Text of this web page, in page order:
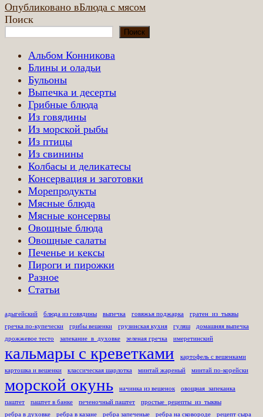
Навигация
по
записям
Опубликовано вБлюда с мясом
Поиск
Поиск
Альбом Конникова
Блины и оладьи
Бульоны
Выпечка и десерты
Грибные блюда
Из говядины
Из морской рыбы
Из птицы
Из свинины
Колбасы и деликатесы
Консервация и заготовки
Морепродукты
Мясные блюда
Мясные консервы
Овощные блюда
Овощные салаты
Печенье и кексы
Пироги и пирожки
Разное
Статьи
адыгейский блюда из говядины выпечка говяжья поджарка
гратен_из_тыквы
гречка по-купечески
грибы вешенки грузинская кухня гуляш
домашняя выпечка
дрожжевое тесто
запекание_в_духовке зеленая гречка имеретинский
кальмары с креветками картофель с вешенками
картошка и вешенки классическая шарлотка минтай жареный минтай по-корейски
морской окунь начинка из вешенок овощная_запеканка
паштет паштет в банке печеночный паштет
простые_рецепты_из_тыквы
ребра в духовке
ребра в казане ребра запеченые ребра на сковороде рецепт сыра